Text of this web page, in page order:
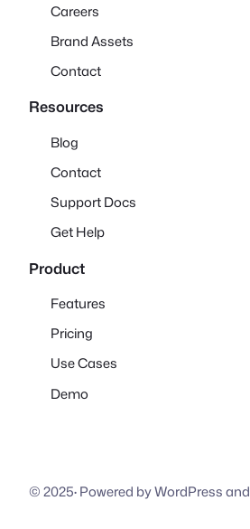
Careers
Brand Assets
Contact
Resources
Blog
Contact
Support Docs
Get Help
Product
Features
Pricing
Use Cases
Demo
© 2025·Powered by WordPress and